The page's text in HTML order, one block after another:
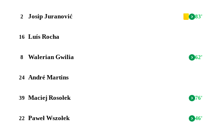
2 Josip Juranović 83'
16 Luís Rocha
8 Walerian Gwilia 62'
24 André Martins
39 Maciej Rosołek 76'
22 Paweł Wszołek 46'